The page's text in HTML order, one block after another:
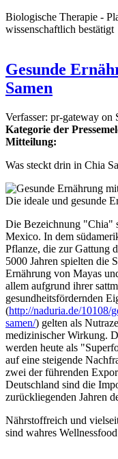
Biologische Therapie -
wissenschaftlich bestätigt
Gesunde
Samen
Verfasser: pr-gateway on
Kategorie der
Mitteilung:
Was steckt drin in Chia
Die ideale und gesunde
Die Bezeichnung "Chia"
Mexico. In dem
Pflanze, die zur Gattung
5000 Jahren spielten die
Ernährung von Mayas
allem aufgrund ihrer
gesundheitsfördernden
(http://naduria.de/10108/
samen/) gelten als
medizinischer Wirkung.
werden heute als
auf eine steigende
zwei der führenden
Deutschland sind die
zurückliegenden Jahren
Nährstoffreich und
sind wahres Wellnessfood